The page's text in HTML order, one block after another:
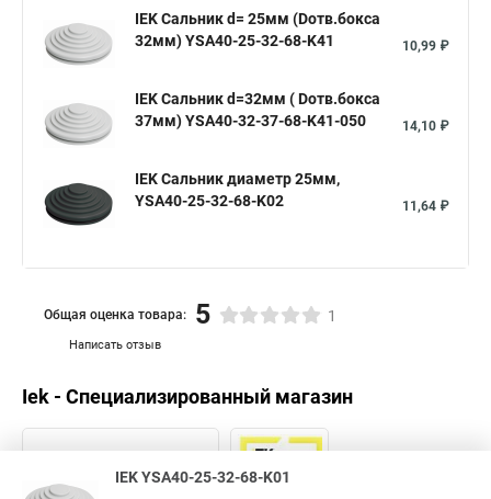
IEK Сальник d= 25мм (Dотв.бокса
32мм) YSA40-25-32-68-K41
10,99 ₽
IEK Сальник d=32мм ( Dотв.бокса
37мм) YSA40-32-37-68-K41-050
14,10 ₽
IEK Сальник диаметр 25мм,
YSA40-25-32-68-K02
11,64 ₽
Написать отзыв
Общая оценка товара: 5 1
Iek - Специализированный магазин
IEK YSA40-25-32-68-K01